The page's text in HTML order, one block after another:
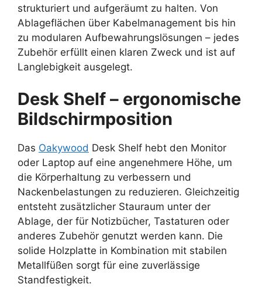
strukturiert und aufgeräumt zu halten. Von
Ablageflächen über Kabelmanagement bis hin
zu modularen Aufbewahrungslösungen – jedes
Zubehör erfüllt einen klaren Zweck und ist auf
Langlebigkeit ausgelegt.
Desk Shelf – ergonomische
Bildschirmposition
Das Oakywood Desk Shelf hebt den Monitor
oder Laptop auf eine angenehmere Höhe, um
die Körperhaltung zu verbessern und
Nackenbelastungen zu reduzieren. Gleichzeitig
entsteht zusätzlicher Stauraum unter der
Ablage, der für Notizbücher, Tastaturen oder
anderes Zubehör genutzt werden kann. Die
solide Holzplatte in Kombination mit stabilen
Metallfüßen sorgt für eine zuverlässige
Standfestigkeit.